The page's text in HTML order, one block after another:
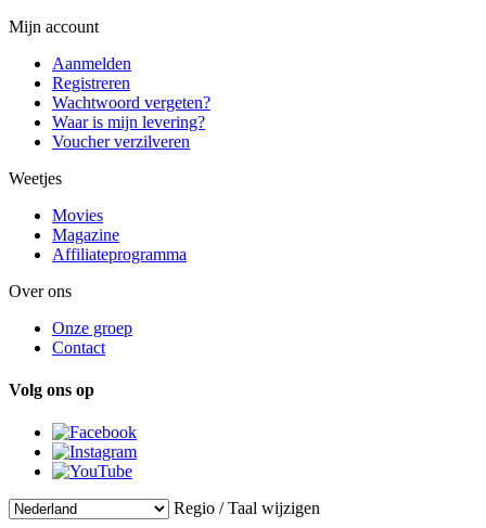
Mijn account
Aanmelden
Registreren
Wachtwoord vergeten?
Waar is mijn levering?
Voucher verzilveren
Weetjes
Movies
Magazine
Affiliateprogramma
Over ons
Onze groep
Contact
Volg ons op
Regio / Taal wijzigen